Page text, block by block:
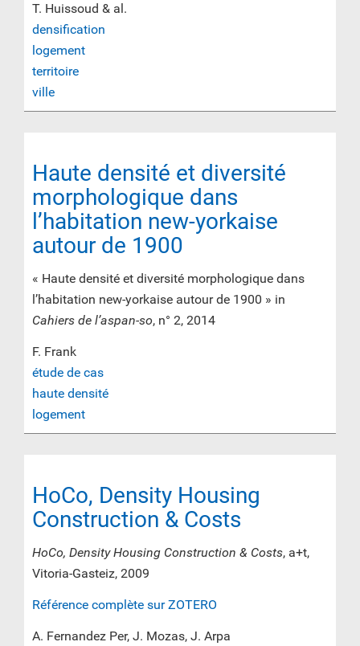
T. Huissoud & al.
densification
logement
territoire
ville
Haute densité et diversité
morphologique dans
l’habitation new-yorkaise
autour de 1900
« Haute densité et diversité morphologique dans
l’habitation new-yorkaise autour de 1900 » in
Cahiers de l’aspan-so, n° 2, 2014
F. Frank
étude de cas
haute densité
logement
HoCo, Density Housing
Construction & Costs
HoCo, Density Housing Construction & Costs, a+t,
Vitoria-Gasteiz, 2009
Référence complète sur ZOTERO
A. Fernandez Per, J. Mozas, J. Arpa